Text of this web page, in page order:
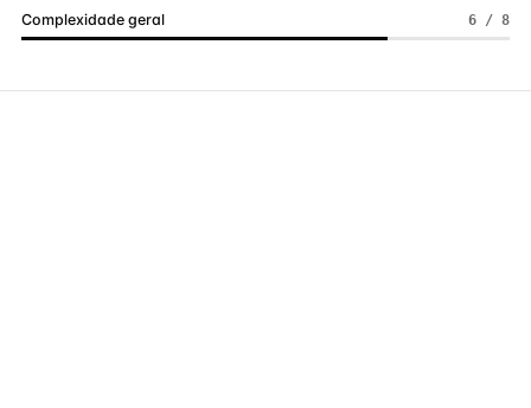
Complexidade geral 6 / 8